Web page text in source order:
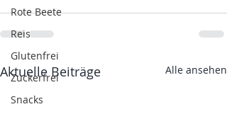
Rote Beete
Reis
Glutenfrei
Zuckerfrei
Snacks
Aktuelle Beiträge Alle ansehen